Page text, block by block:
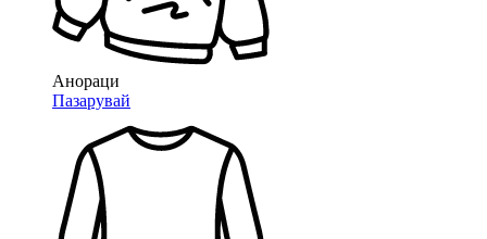
Анораци
Пазарувай